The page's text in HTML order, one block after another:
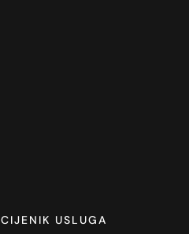
CIJENIK USLUGA